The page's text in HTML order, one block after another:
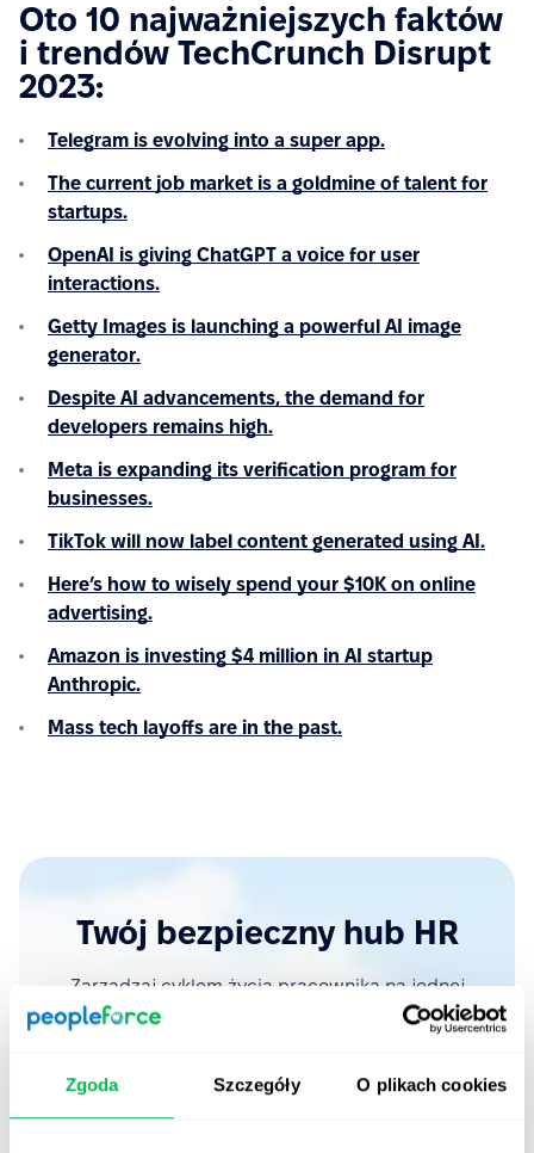
Zgoda Szczegóły O plikach cookies
Oto 10 najważniejszych faktów
i trendów TechCrunch Disrupt
2023:
Telegram is evolving into a super app.
The current job market is a goldmine of talent for
startups.
OpenAI is giving ChatGPT a voice for user
interactions.
Getty Images is launching a powerful AI image
generator.
Despite AI advancements, the demand for
developers remains high.
Meta is expanding its verification program for
businesses.
TikTok will now label content generated using AI.
Here’s how to wisely spend your $10K on online
advertising.
Amazon is investing $4 million in AI startup
Anthropic.
Mass tech layoffs are in the past.
Twój bezpieczny hub HR
Zarządzaj cyklem życia pracownika na jednej
intuicyjnej platformie – od pierwszego dnia po
zadania i wyeliminuj błędy ręcznego
przepisywania danych, zyskując czas na